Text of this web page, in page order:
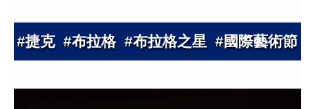
#捷克 #布拉格 #布拉格之星 #國際藝術節